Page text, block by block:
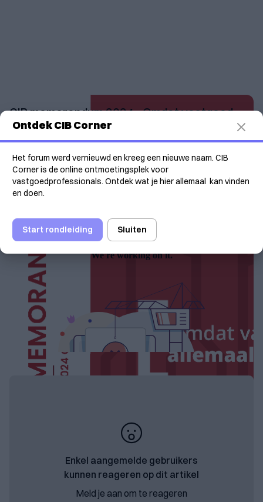
CIB memorandum 2024 - Omdat vastgoed
ons allemaal aanbelangt
Enkel aangemelde gebruikers
kunnen reageren op dit artikel
Meld je aan om te reageren
Ontdek CIB Corner
Het forum werd vernieuwd en kreeg een nieuwe naam. CIB
Corner is de online ontmoetingsplek voor
vastgoedprofessionals. Ontdek wat je hier allemaal kan vinden
en doen.
Start rondleiding Sluiten